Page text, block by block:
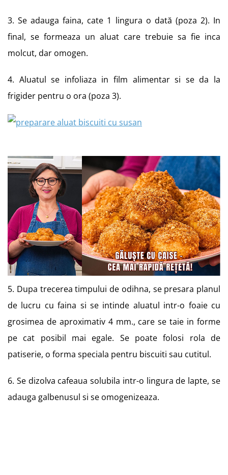
3. Se adauga faina, cate 1 lingura o dată (poza 2). In
final, se formeaza un aluat care trebuie sa fie inca
molcut, dar omogen.
4. Aluatul se infoliaza in film alimentar si se da la
frigider pentru o ora (poza 3).
5. Dupa trecerea timpului de odihna, se presara planul
de lucru cu faina si se intinde aluatul intr-o foaie cu
grosimea de aproximativ 4 mm., care se taie in forme
pe cat posibil mai egale. Se poate folosi rola de
patiserie, o forma speciala pentru biscuiti sau cutitul.
6. Se dizolva cafeaua solubila intr-o lingura de lapte, se
adauga galbenusul si se omogenizeaza.